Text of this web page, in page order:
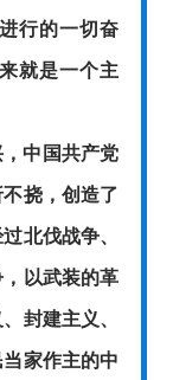
行的一切奋
就是一个主
中国共产党
挠，创造了
北伐战争、
以武装的革
封建主义、
家作主的中